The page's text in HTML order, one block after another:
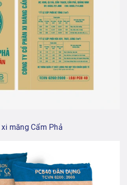
măng Cẩm Phả